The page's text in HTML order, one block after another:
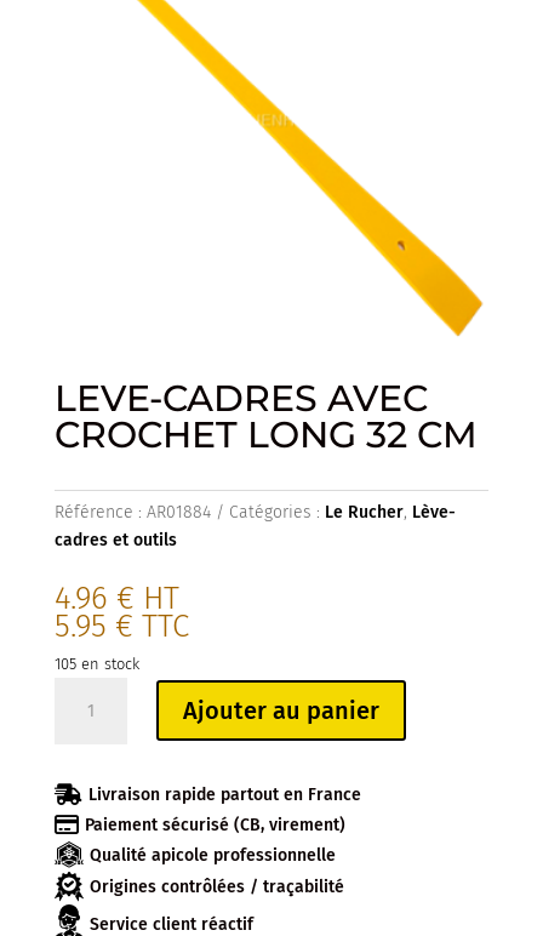
LEVE-CADRES AVEC
CROCHET LONG 32 CM
Référence : AR01884 Catégories : Le Rucher, Lève-
cadres et outils
4.96 € HT
5.95 € TTC
105 en stock
AVEC
CROCHET
LONG
32
CM
Ajouter au panier
 Livraison rapide partout en France
 Paiement sécurisé (CB, virement)
Qualité apicole professionnelle
Origines contrôlées / traçabilité
Service client réactif